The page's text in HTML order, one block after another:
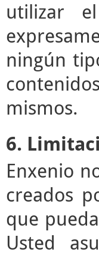
utilizar
ningún
mismos.
6.
Enxenio
creados
que
Usted